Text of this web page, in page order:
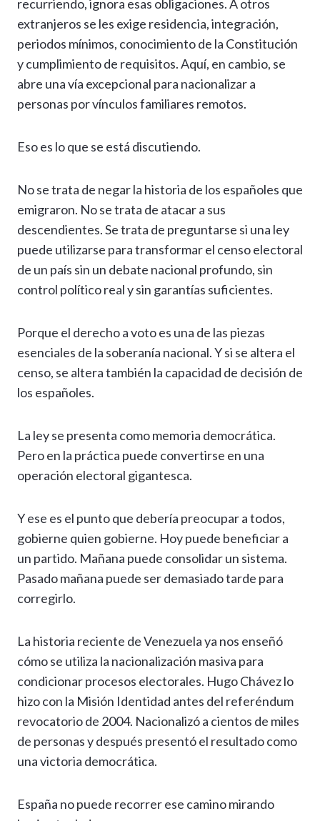
recurriendo, ignora esas obligaciones. A otros
extranjeros se les exige residencia, integración,
periodos mínimos, conocimiento de la Constitución
y cumplimiento de requisitos. Aquí, en cambio, se
abre una vía excepcional para nacionalizar a
personas por vínculos familiares remotos.
Eso es lo que se está discutiendo.
No se trata de negar la historia de los españoles que
emigraron. No se trata de atacar a sus
descendientes. Se trata de preguntarse si una ley
puede utilizarse para transformar el censo electoral
de un país sin un debate nacional profundo, sin
control político real y sin garantías suficientes.
Porque el derecho a voto es una de las piezas
esenciales de la soberanía nacional. Y si se altera el
censo, se altera también la capacidad de decisión de
los españoles.
La ley se presenta como memoria democrática.
Pero en la práctica puede convertirse en una
operación electoral gigantesca.
Y ese es el punto que debería preocupar a todos,
gobierne quien gobierne. Hoy puede beneficiar a
un partido. Mañana puede consolidar un sistema.
Pasado mañana puede ser demasiado tarde para
corregirlo.
La historia reciente de Venezuela ya nos enseñó
cómo se utiliza la nacionalización masiva para
condicionar procesos electorales. Hugo Chávez lo
hizo con la Misión Identidad antes del referéndum
revocatorio de 2004. Nacionalizó a cientos de miles
de personas y después presentó el resultado como
una victoria democrática.
España no puede recorrer ese camino mirando